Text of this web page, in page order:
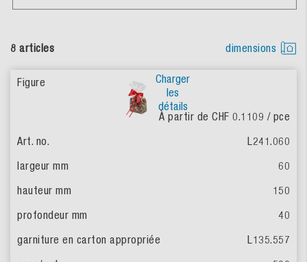
8 articles dimensions
Charger
les
détails
À partir de CHF 0.1109 / pce
L241.060
60
150
40
L135.557